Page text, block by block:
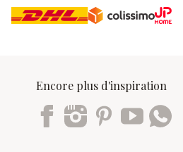
Encore plus d'inspiration